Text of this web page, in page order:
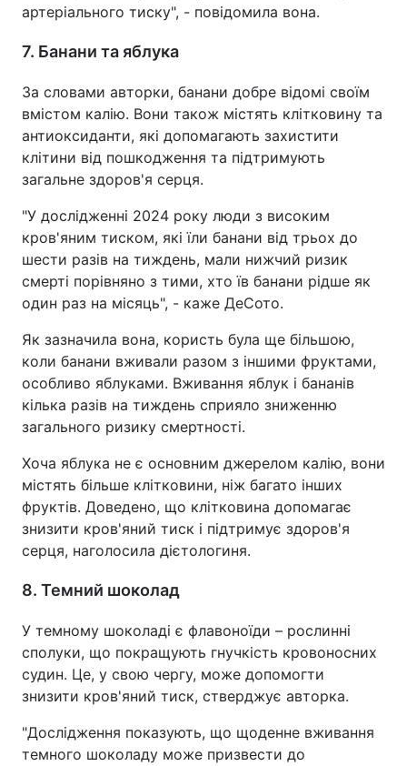
артеріального тиску", - повідомила вона.
7. Банани та яблука
За словами авторки, банани добре відомі своїм
вмістом калію. Вони також містять клітковину та
антиоксиданти, які допомагають захистити
клітини від пошкодження та підтримують
загальне здоров'я серця.
"У дослідженні 2024 року люди з високим
кров'яним тиском, які їли банани від трьох до
шести разів на тиждень, мали нижчий ризик
смерті порівняно з тими, хто їв банани рідше як
один раз на місяць", - каже ДеСото.
Як зазначила вона, користь була ще більшою,
коли банани вживали разом з іншими фруктами,
особливо яблуками. Вживання яблук і бананів
кілька разів на тиждень сприяло зниженню
загального ризику смертності.
Хоча яблука не є основним джерелом калію, вони
містять більше клітковини, ніж багато інших
фруктів. Доведено, що клітковина допомагає
знизити кров'яний тиск і підтримує здоров'я
серця, наголосила дієтологиня.
8. Темний шоколад
У темному шоколаді є флавоноїди – рослинні
сполуки, що покращують гнучкість кровоносних
судин. Це, у свою чергу, може допомогти
знизити кров'яний тиск, стверджує авторка.
"Дослідження показують, що щоденне вживання
темного шоколаду може призвести до